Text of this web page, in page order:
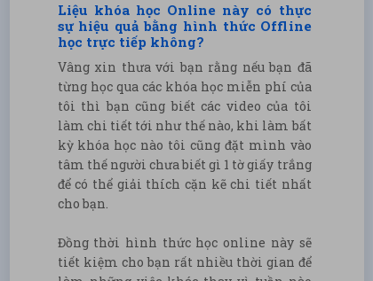
Vâng xin thưa với bạn rằng nếu bạn đã
từng học qua các khóa học miễn phí của
tôi thì bạn cũng biết các video của tôi
làm chi tiết tới như thế nào, khi làm bất
kỳ khóa học nào tôi cũng đặt mình vào
tâm thế người chưa biết gì 1 tờ giấy trắng
để có thể giải thích cặn kẽ chi tiết nhất
cho bạn.
Đồng thời hình thức học online này sẽ
tiết kiệm cho bạn rất nhiều thời gian để
Liệu khóa học Online này có thực
sự hiệu quả bằng hình thức Offline
học trực tiếp không?